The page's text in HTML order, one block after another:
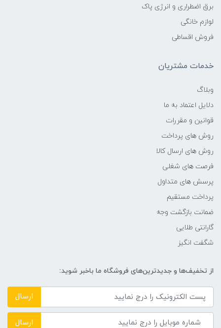
برق اضطراری و انرژی پاک
لوازم خانگی
فروش اقساطی
خدمات مشتریان
وبلاگ
دلایل اعتماد به ما
قوانین و مقررات
روش های پرداخت
روش های ارسال کالا
فرصت های شغلی
پرسش های متداول
پرداخت مستقیم
ضمانت بازگشت وجه
گارانتی طلایی
شگفت انگیز
از تخفیف‌ها و جدیدترین‌های فروشگاه ما باخبر شوید:
ارسال
ارسال